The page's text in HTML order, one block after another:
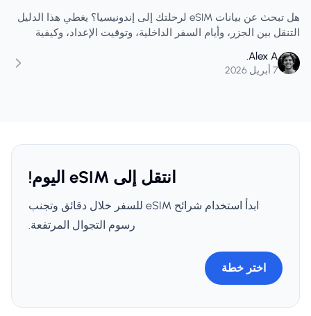
هل تبحث عن بيانات eSIM لرحلتك إلى إندونيسيا؟ يغطي هذا الدليل
التنقل بين الجزر، وأيام السفر الداخلية، وتوقيت الإعداد، وكيفية
Alex A.
7 أبريل 2026
انتقل إلى eSIM اليوم!
ابدأ استخدام شرائح eSIM للسفر خلال دقائق وتجنب
رسوم التجوال المرتفعة.
اختر خطة